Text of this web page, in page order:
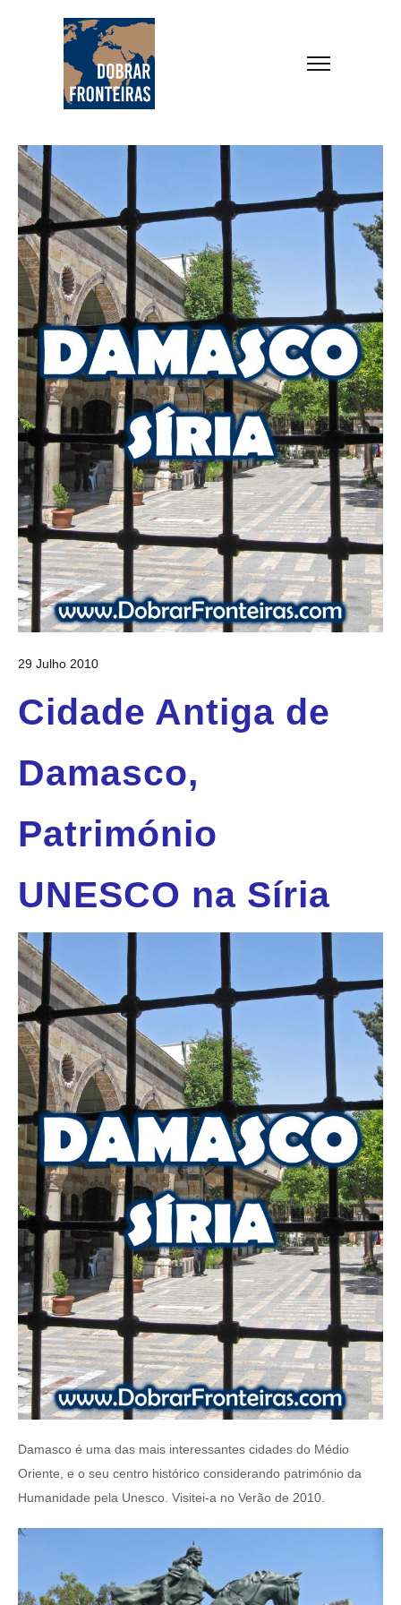
29 Julho 2010
Cidade Antiga de
Damasco,
Património
UNESCO na Síria
Damasco é uma das mais interessantes cidades do Médio
Oriente, e o seu centro histórico considerando património da
Humanidade pela Unesco. Visitei-a no Verão de 2010.